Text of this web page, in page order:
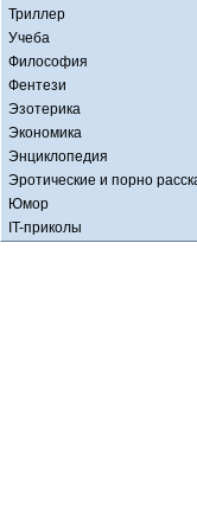
Триллер
Учеба
Философия
Фентези
Эзотерика
Экономика
Энциклопедия
Эротические и порно
Юмор
IT-приколы